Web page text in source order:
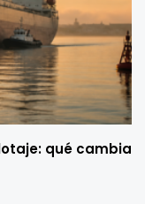
qué cambia